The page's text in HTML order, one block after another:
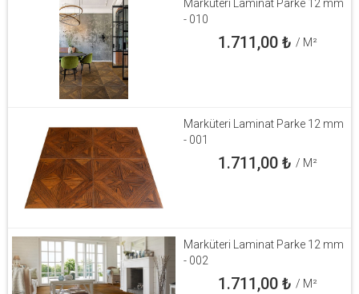
Marküteri Laminat Parke 12 mm
- 010
1.711,00₺ / M²
Marküteri Laminat Parke 12 mm
- 001
1.711,00₺ / M²
Marküteri Laminat Parke 12 mm
- 002
1.711,00₺ / M²